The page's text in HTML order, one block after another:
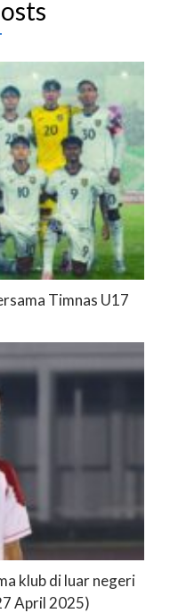
Timnas U17
klub di luar negeri
April 2025)